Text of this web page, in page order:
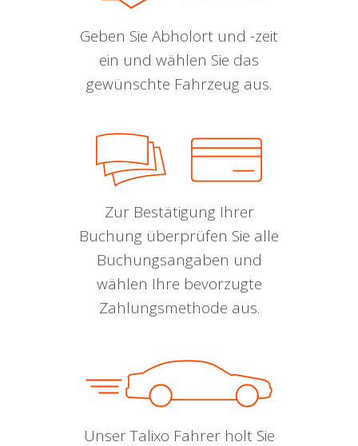
Geben Sie Abholort und -zeit
ein und wählen Sie das
gewünschte Fahrzeug aus.
Zur Bestätigung Ihrer
Buchung überprüfen Sie alle
Buchungsangaben und
wählen Ihre bevorzugte
Zahlungsmethode aus.
Unser Talixo Fahrer holt Sie